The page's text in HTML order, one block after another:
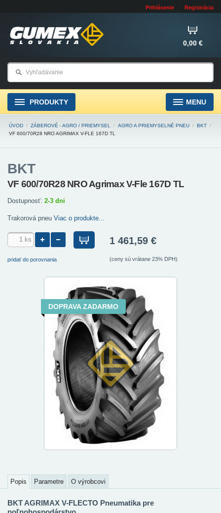
Prihlásenie Registrácia
0,00 €
PRODUKTY MENU
ÚVOD / ZÁBEROVÉ - AGRO / PRIEMYSEL / AGRO A PRIEMYSELNÉ PNEU / BKT /
VF 600/70R28 NRO AGRIMAX V-FLE 167D TL
BKT
VF 600/70R28 NRO Agrimax V-Fle 167D TL
Dostupnosť: 2-3 dni
Trakorová pneu Viac o produkte...
pridať do porovnania
1 461,59 €
(ceny sú vrátane 23% DPH)
DOPRAVA ZADARMO
Popis Parametre O výrobcovi
BKT AGRIMAX V-FLECTO Pneumatika pre